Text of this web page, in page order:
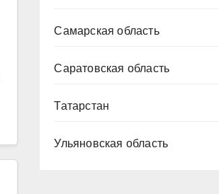
Самарская область
Саратовская область
Татарстан
Ульяновская область